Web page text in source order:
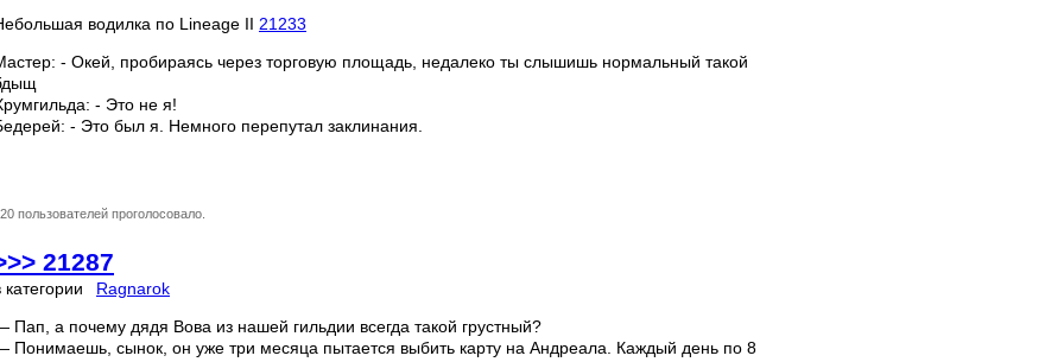
водилка по Lineage II 21233
- Окей, пробираясь через торговую площадь, недалеко ты слышишь нормальный такой
- Это не я!
- Это был я. Немного перепутал заклинания.
пользователей проголосовало.
21287
категории
Ragnarok
Пап, а почему дядя Вова из нашей гильдии всегда такой грустный?
Понимаешь, сынок, он уже три месяца пытается выбить карту на Андреала. Каждый день по 8